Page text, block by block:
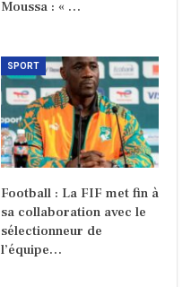
Moussa : « …
SPORT
Football : La FIF met fin à
sa collaboration avec le
sélectionneur de
l’équipe…